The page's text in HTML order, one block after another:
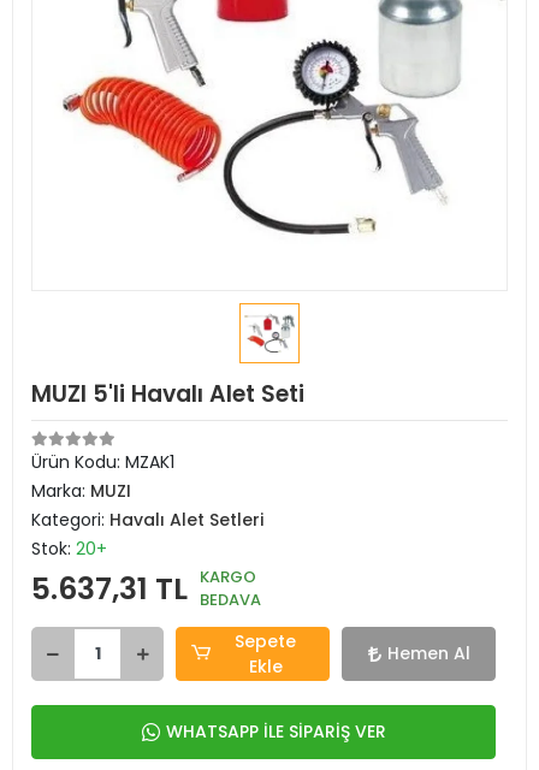
MUZI 5'li Havalı Alet Seti
Ürün Kodu: MZAK1
Marka: MUZI
Kategori: Havalı Alet Setleri
Stok: 20+
5.637,31 TL KARGO
BEDAVA
Sepete
Ekle
Hemen Al
WHATSAPP İLE SİPARİŞ VER